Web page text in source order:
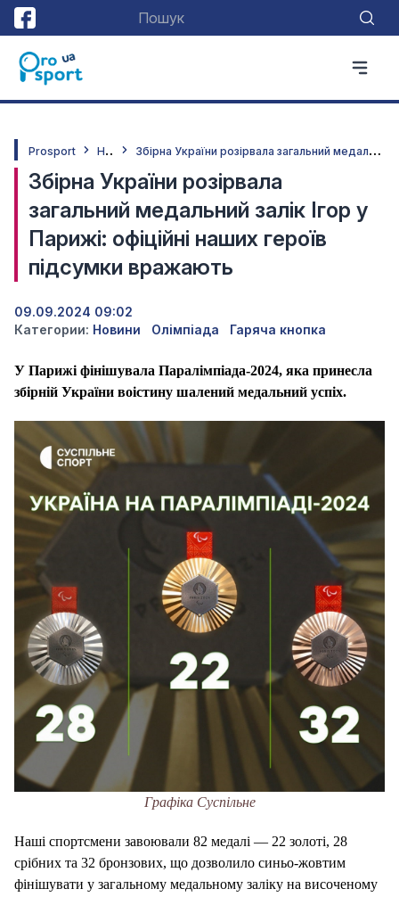
Prosport Н
овини З
бірна України розірвала загальний медальний залік Ігор у Парижі: офіційні наших героїв підсумки вражають
Збірна України розірвала
загальний медальний залік Ігор у
Парижі: офіційні наших героїв
підсумки вражають
09.09.2024 09:02
Категории: Новини Олімпіада Гаряча кнопка
У Парижі фінішувала Паралімпіада-2024, яка принесла
збірній України воістину шалений медальний успіх.
Графіка Суспільне
Наші спортсмени завоювали 82 медалі — 22 золоті, 28
срібних та 32 бронзових, що дозволило синьо-жовтим
фінішувати у загальному медальному заліку на височеному